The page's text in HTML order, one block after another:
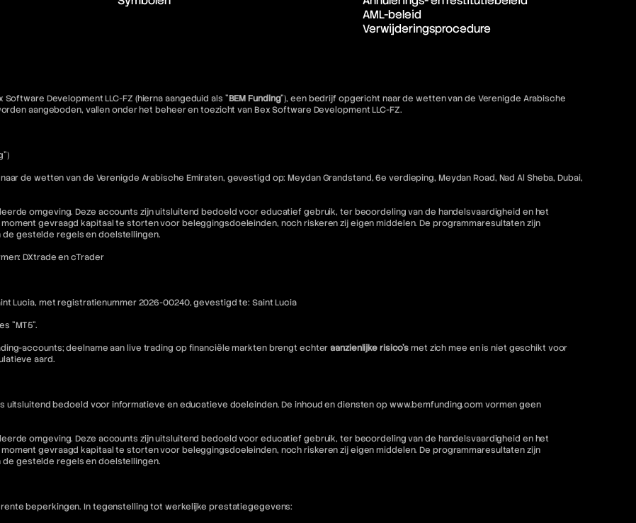
AML-beleid
Verwijderingsprocedure
Development LLC-FZ (hierna aangeduid als "BEM Funding"), een bedrijf opgericht naar de wetten van de Verenigde Arabische
aangeboden, vallen onder het beheer en toezicht van Bex Software Development LLC-FZ.
de wetten van de Verenigde Arabische Emiraten, gevestigd op: Meydan Grandstand, 6e verdieping, Meydan Road, Nad Al Sheba, Dubai,
omgeving. Deze accounts zijn uitsluitend bedoeld voor educatief gebruik, ter beoordeling van de handelsvaardigheid en het
gevraagd kapitaal te storten voor beleggingsdoeleinden, noch riskeren zij eigen middelen. De programmaresultaten zijn
de gestelde regels en doelstellingen.
DXtrade en cTrader
Lucia, met registratienummer 2026-00240, gevestigd te: Saint Lucia
"MT5".
accounts; deelname aan live trading op financiële markten brengt echteraanzienlijke risico'smet zich mee en is niet geschikt voor
aard.
uitsluitend bedoeld voor informatieve en educatieve doeleinden. De inhoud en diensten op www.bemfunding.com vormen geen
omgeving. Deze accounts zijn uitsluitend bedoeld voor educatief gebruik, ter beoordeling van de handelsvaardigheid en het
gevraagd kapitaal te storten voor beleggingsdoeleinden, noch riskeren zij eigen middelen. De programmaresultaten zijn
de gestelde regels en doelstellingen.
beperkingen. In tegenstelling tot werkelijke prestatiegegevens: